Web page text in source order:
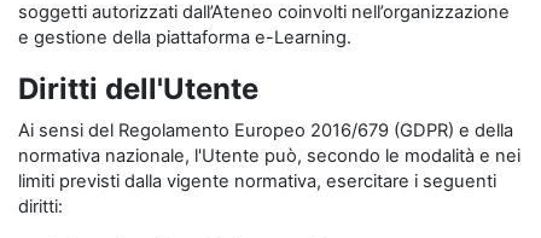
soggetti autorizzati dall’Ateneo coinvolti nell’organizzazione
e gestione della piattaforma e-Learning.
Diritti dell'Utente
Ai sensi del Regolamento Europeo 2016/679 (GDPR) e della
normativa nazionale, l'Utente può, secondo le modalità e nei
limiti previsti dalla vigente normativa, esercitare i seguenti
diritti: